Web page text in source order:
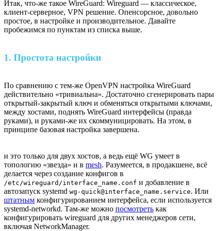
Итак, что-же такое WireGuard: Wireguard — классическое,
клиент-серверное, VPN решение. Опенсорсное, довольно
простое, в настройке и производительное. Давайте
пробежимся по пунктам из списка выше.
1. Простота настройки
По сравнению с тем-же OpenVPN настройка WireGuard
действительно «тривиальна». Достаточно сгенерировать пары
открытый-закрытый ключ и обменяться открытыми ключами,
между хостами, поднять WireGuard интерфейсы (правда
руками), и руками-же их скоммуницировать. На этом, в
принципе базовая настройка завершена.
и это только для двух хостов, а ведь ещё WG умеет в
топологию «звезда» и в mesh. Разумеется, в продакшене, всё
делается через создание конфигов в
/etc/wireguard/interface_name.conf и добавление в
автозапуск systemd wg-quick@interface_name.service. Или
штатным конфигурированием интерфейса, если используется
systemd-networkd. Там-же можно посмотреть как
конфигурировать wireguard для других менеджеров сети,
включая NetworkManager.